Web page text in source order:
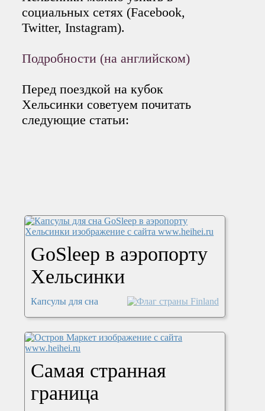
социальных сетях (Facebook,
Twitter, Instagram).
Подробности (на английском)
Перед поездкой на кубок
Хельсинки советуем почитать
следующие статьи:
GoSleep в аэропорту
Хельсинки
Капсулы для сна
Самая странная
граница